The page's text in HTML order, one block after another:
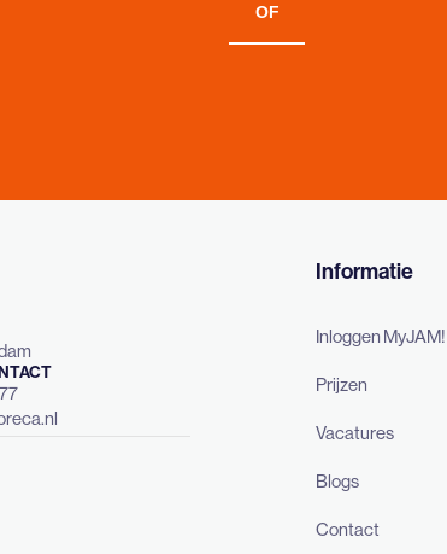
OF
Informatie
Inloggen MyJAM!
Prijzen
Vacatures
Blogs
Contact